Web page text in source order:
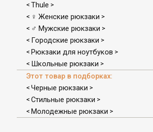
< Thule >
< ♀ Женские рюкзаки >
< ♂ Мужские рюкзаки >
< Городские рюкзаки >
< Рюкзаки для ноутбуков >
< Школьные рюкзаки >
Этот товар в подборках:
< Черные рюкзаки >
< Стильные рюкзаки >
< Молодежные рюкзаки >